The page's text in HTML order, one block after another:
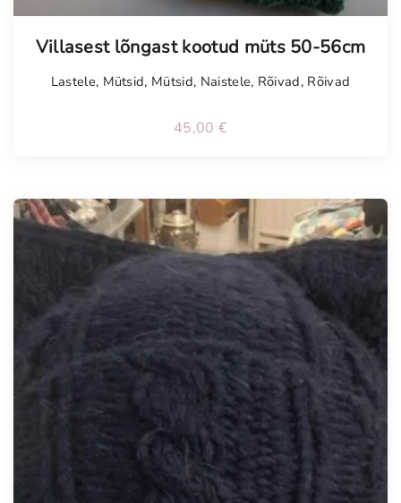
Villasest lõngast kootud müts 50-56cm
Lastele, Mütsid, Mütsid, Naistele, Rõivad, Rõivad
45,00 €